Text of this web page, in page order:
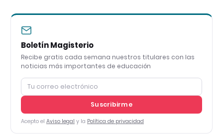
Boletín Magisterio
Recibe gratis cada semana nuestros titulares con las
noticias más importantes de educación
Suscribirme
Acepto el Aviso legal y la Política de privacidad